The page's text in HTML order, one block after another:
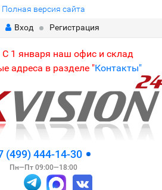
Полная версия сайта
Вход
Регистрация
1 января наш офис и склад
адреса в разделе "Контакты"
(499) 444-14-30
Пн—Пт 09:00—18:00